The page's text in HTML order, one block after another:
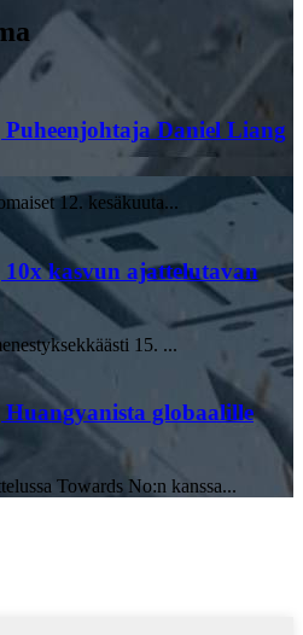
Daniel Liang
12. kesäkuuta...
kasvun ajattelutavan
15. ...
globaalille
Towards No:n kanssa...